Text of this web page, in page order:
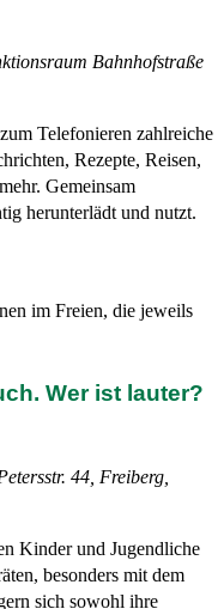
Bahnhofstraße
Telefonieren zahlreiche
Rezepte, Reisen,
Gemeinsam
herunterlädt und nutzt.
Wer ist lauter?
44, Freiberg,
Kinder und Jugendliche
besonders mit dem
sich sowohl ihre